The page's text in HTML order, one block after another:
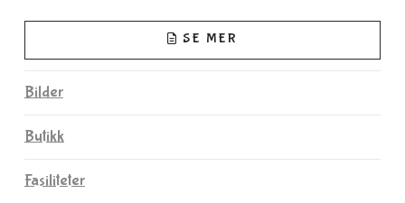
SE MER
Bilder
Butikk
Fasiliteter